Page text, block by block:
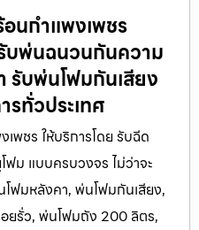
นกำแพงเพชร
บพ่นฉนวนกันความ
รับพ่นโฟมกันเสียง
ทั่วประเทศ
พชร ให้บริการโดย รับฉีด
ม แบบครบวงจร ไม่ว่าจะ
ฟมหลังคา, พ่นโฟมกันเสียง,
ยรั่ว, พ่นโฟมถัง 200 ลิตร,